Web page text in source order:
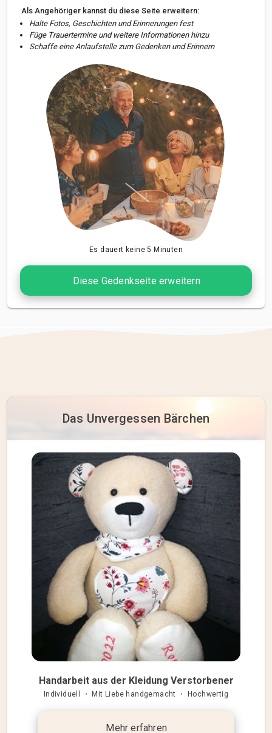
Als Angehöriger kannst du diese Seite erweitern:
Halte Fotos, Geschichten und Erinnerungen fest
Füge Trauertermine und weitere Informationen hinzu
Schaffe eine Anlaufstelle zum Gedenken und Erinnern
Es dauert keine 5 Minuten
Diese Gedenkseite erweitern
Das Unvergessen Bärchen
Handarbeit aus der Kleidung Verstorbener
Individuell ・ Mit Liebe handgemacht ・ Hochwertig
Mehr erfahren